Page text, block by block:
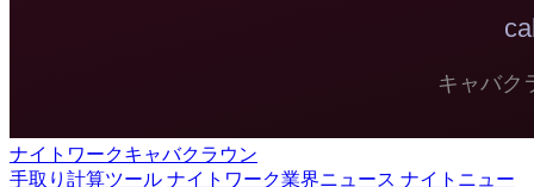
ナイトワークキャバクラウン
手取り計算ツール ナイトワーク業界ニュース ナイトニュー